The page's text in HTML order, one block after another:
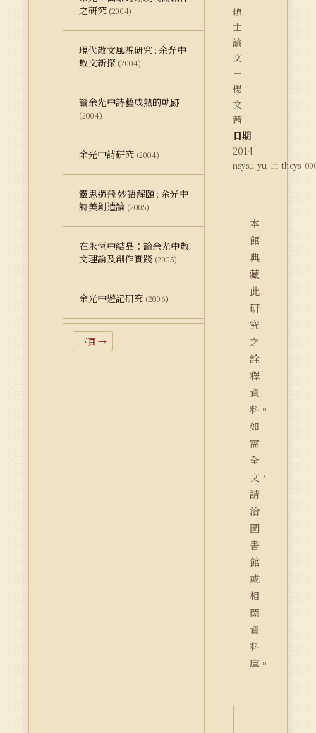
之研究 (2004)
現代散文風貌研究 : 余光中
散文新探 (2004)
論余光中詩藝成熟的軌跡
(2004)
余光中詩研究 (2004)
靈思遄飛 妙語解頤 : 余光中
詩美創造論 (2005)
在永恆中結晶：論余光中散
文理論及創作實踐 (2005)
余光中遊記研究 (2006)
下頁 →
碩
士
論
文
－
楊
文
茜
日期
2014
本
館
典
藏
此
研
究
之
詮
釋
資
料。
如
需
全
文，
請
洽
圖
書
館
或
相
關
資
料
庫。